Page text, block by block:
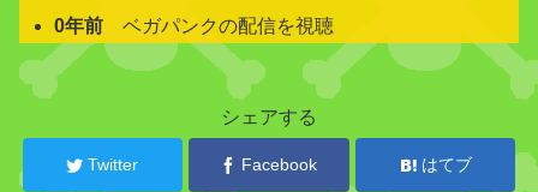
0年前 ベガパンクの配信を視聴
関
シェアする
Twitter Facebook はてブ